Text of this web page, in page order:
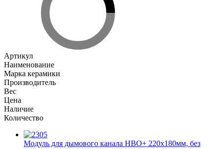
Артикул
Наименование
Марка керамики
Производитель
Вес
Цена
Наличие
Количество
Модуль для дымового канала HBO+ 220x180мм, без